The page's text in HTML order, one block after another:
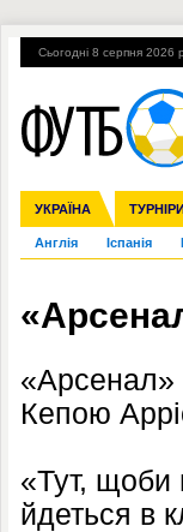
Сьогодні 8 серпня 2026 р.
УКРАЇНА
Збірна Прем'єр-
Ліга чемпіонів
Англія Іспанія
ЧС-2014 ЄВРО-
Гарячі теми УПЛ, 2-
«Арсенал»
Кепою
«Тут, щоби
йдеться в